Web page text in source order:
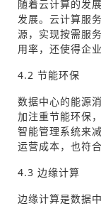
随着云计算的发
发展。云计算服
源，实现按需服
用率，还使得企
4.2 节能环保
数据中心的能源
加注重节能环保
智能管理系统来
运营成本，也符
4.3 边缘计算
边缘计算是数据